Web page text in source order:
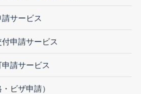
サービス
申請サービス
請サービス
ビザ申請）